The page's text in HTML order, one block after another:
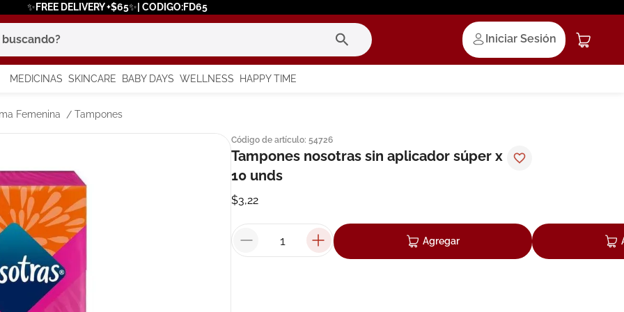
✨FREE DELIVERY +$65✨| CODIGO:FD65
Iniciar Sesión
MEDICINAS SKINCARE BABY DAYS WELLNESS HAPPY TIME
Femenina Tampones
Código de artículo: 54726
Tampones nosotras sin aplicador súper x
10 unds
$3,22
Agregar
más buscados